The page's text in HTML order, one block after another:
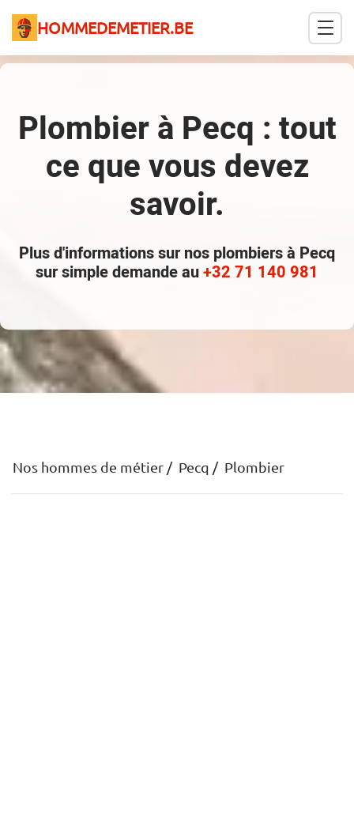
HOMMEDEMETIER.BE
Plombier à Pecq : tout
ce que vous devez
savoir.
Plus d'informations sur nos plombiers à Pecq
sur simple demande au+32 71 140 981
Nos hommes de métier Pecq Plombier